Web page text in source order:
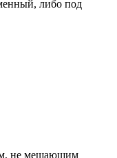
либо под
не мешающим